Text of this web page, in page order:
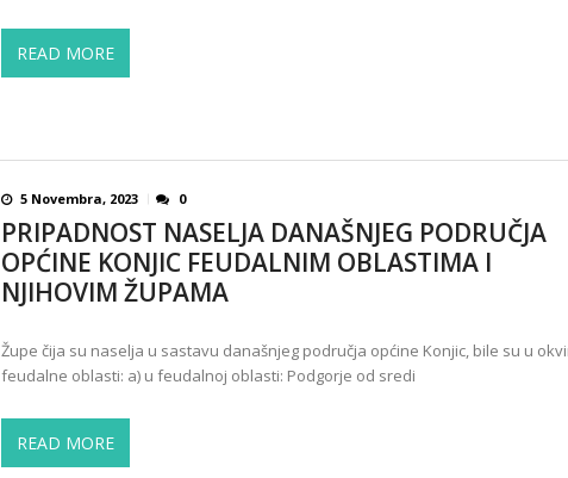
READ MORE
5 Novembra, 2023 0
PRIPADNOST NASELJA DANAŠNJEG PODRUČJA
OPĆINE KONJIC FEUDALNIM OBLASTIMA I
NJIHOVIM ŽUPAMA
Župe čija su naselja u sastavu današnjeg područja općine Konjic, bile su u
feudalne oblasti: a) u feudalnoj oblasti: Podgorje od sredi
READ MORE